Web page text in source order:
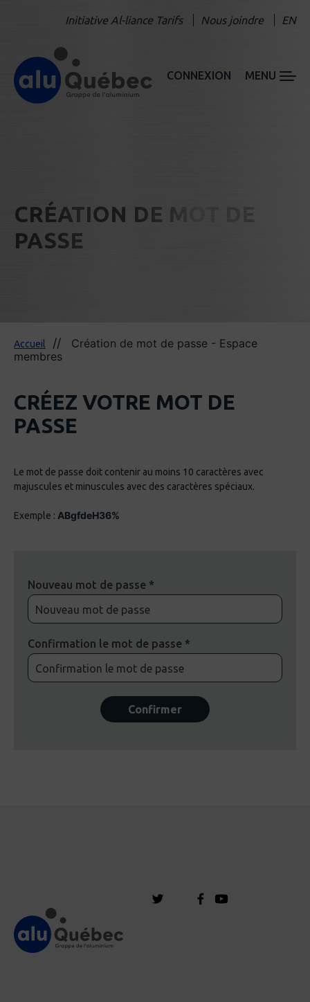
Initiative Al-liance Tarifs Nous joindre EN
CONNEXION MENU
CRÉATION DE MOT DE
PASSE
Accueil
Création de mot de passe - Espace
membres
CRÉEZ VOTRE MOT DE
PASSE
Le mot de passe doit contenir au moins 10 caractères avec
majuscules et minuscules avec des caractères spéciaux.
Exemple : ABgfdeH36%
Nouveau mot de passe *
Confirmation le mot de passe *
Confirmer